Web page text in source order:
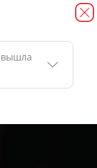
вышла